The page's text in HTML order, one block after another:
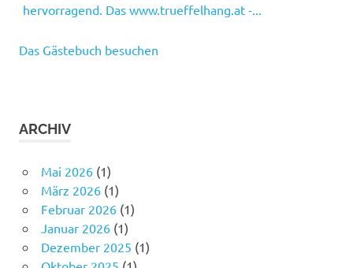
hervorragend. Das www.trueffelhang.at -...
Das Gästebuch besuchen
ARCHIV
Mai 2026(1)
März 2026(1)
Februar 2026(1)
Januar 2026(1)
Dezember 2025 (1)